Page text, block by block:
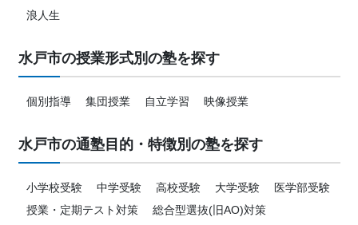
浪人生
水戸市の授業形式別の塾を探す
個別指導 集団授業 自立学習 映像授業
水戸市の通塾目的・特徴別の塾を探す
小学校受験 中学受験 高校受験 大学受験
医学部受験
授業・定期テスト対策
総合型選抜(旧AO)対策